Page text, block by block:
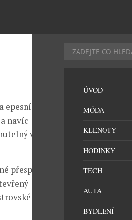
epesní
navíc
večírek,
přespání s
oslavy
ÚVOD
MÓDA
KLENOTY
HODINKY
TECH
AUTA
BYDLENÍ